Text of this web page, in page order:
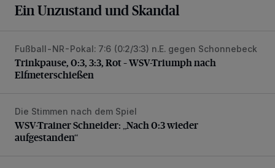
Ein Unzustand und Skandal
Trinkpause, 0:3, 3:3, Rot – WSV-Triumph nach
Fußball-NR-Pokal: 7:6 (0:2/3:3) n.E. gegen Schonnebeck
Trinkpause, 0:3, 3:3, Rot – WSV-Triumph nach
Elfmeterschießen
WSV-Trainer Schneider: „Nach 0:3 wieder aufgestanden“
Die Stimmen nach dem Spiel
WSV-Trainer Schneider: „Nach 0:3 wieder
aufgestanden“